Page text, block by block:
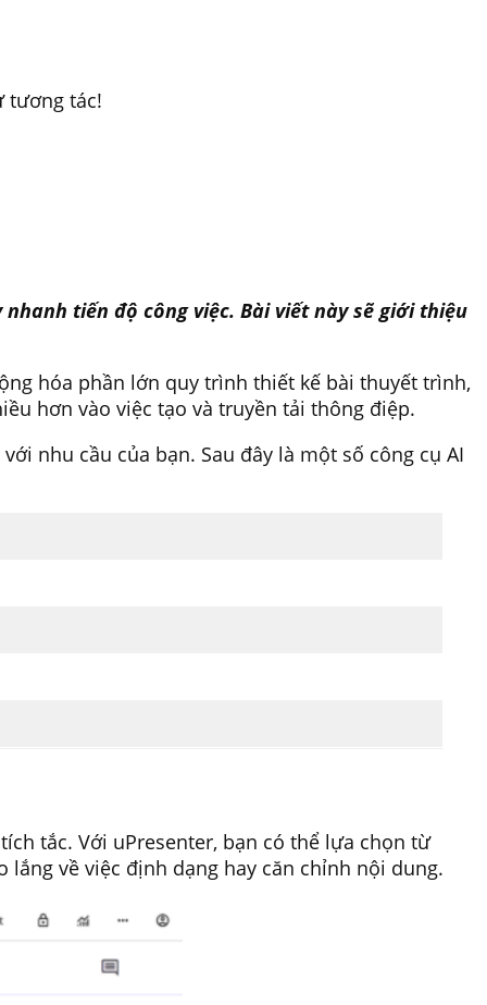
tương tác!
tiến độ công việc. Bài viết này sẽ giới thiệu
hóa phần lớn quy trình thiết kế bài thuyết trình,
hơn vào việc tạo và truyền tải thông điệp.
nhu cầu của bạn. Sau đây là một số công cụ AI
tắc. Với uPresenter, bạn có thể lựa chọn từ
về việc định dạng hay căn chỉnh nội dung.